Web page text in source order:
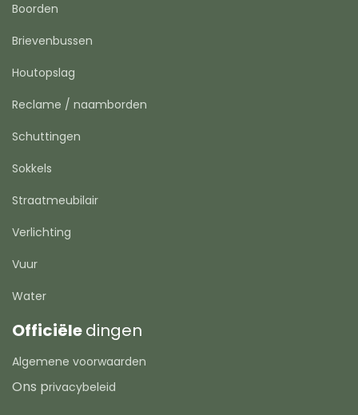
Boorden
Brievenbussen
Houtopslag
Reclame / naamborden
Schuttingen
Sokkels
Straatmeubilair
Verlichting
Vuur
Water
Officiëledingen
Algemene voorwaarden
Ons privacybeleid